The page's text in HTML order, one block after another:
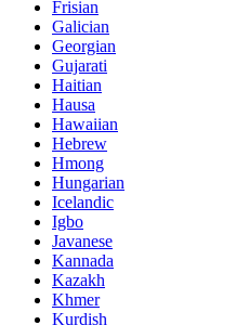
Frisian
Galician
Georgian
Gujarati
Haitian
Hausa
Hawaiian
Hebrew
Hmong
Hungarian
Icelandic
Igbo
Javanese
Kannada
Kazakh
Khmer
Kurdish